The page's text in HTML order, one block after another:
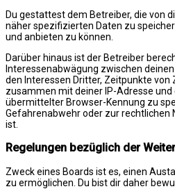
Du gestattest dem Betreiber, die von
näher spezifizierten Daten zu
und anbieten zu können.
Darüber hinaus ist der Betreiber
Interessenabwägung zwischen
den Interessen Dritter, Zeitpunkte
zusammen mit deiner IP-Adresse
übermittelter Browser-Kennung zu
Gefahrenabwehr oder zur rechtlichen
ist.
Regelungen bezüglich der
Zweck eines Boards ist es, einen
zu ermöglichen. Du bist dir daher